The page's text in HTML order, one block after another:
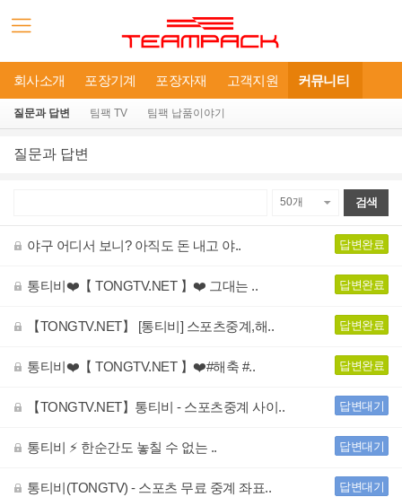
회사소개 포장기계 포장자재 고객지원 커뮤니티
질문과 답변 팀팩 TV 팀팩 납품이야기
질문과 답변
야구 어디서 보니? 아직도 돈 내고 야.. 답변완료
통티비❤️【 TONGTV.NET 】❤️ 그대는 .. 답변완료
【TONGTV.NET】 [통티비] 스포츠중계,해.. 답변완료
통티비❤️【 TONGTV.NET 】❤️#해축 #.. 답변완료
【TONGTV.NET】통티비 - 스포츠중계 사이.. 답변대기
통티비 ⚡️ 한순간도 놓칠 수 없는 .. 답변대기
통티비(TONGTV) - 스포츠 무료 중계 좌표.. 답변대기